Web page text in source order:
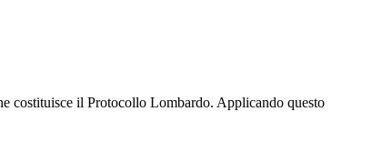
costituisce il Protocollo Lombardo. Applicando questo